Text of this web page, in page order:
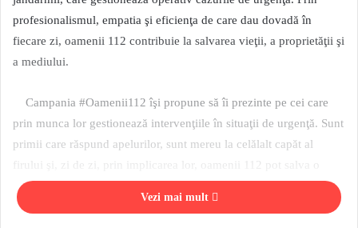
profesionalismul, empatia şi eficienţa de care dau dovadă în
fiecare zi, oamenii 112 contribuie la salvarea vieţii, a proprietăţii şi
a mediului.
Campania #Oamenii112 îşi propune să îi prezinte pe cei care
prin munca lor gestionează intervenţiile în situaţii de urgenţă. Sunt
primii care răspund apelurilor, sunt mereu la celălalt capăt al
firului şi, zi de zi, prin implicarea lor, oamenii 112 pot salva o
viaţă, o proprietate sau mediul. Campania #Oamenii122 dezvăluie
ce înseamnă cu exactitate munca operatorilor şi dispecerilor şi ce
Vezi mai mult